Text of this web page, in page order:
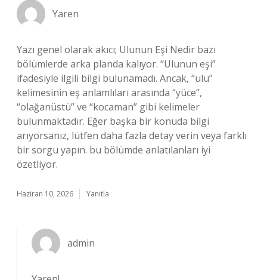
Yaren
Yazı genel olarak akıcı; Ulunun Eşi Nedir bazı
bölümlerde arka planda kalıyor. “Ulunun eşi”
ifadesiyle ilgili bilgi bulunamadı. Ancak, “ulu”
kelimesinin eş anlamlıları arasında “yüce”,
“olağanüstü” ve “kocaman” gibi kelimeler
bulunmaktadır. Eğer başka bir konuda bilgi
arıyorsanız, lütfen daha fazla detay verin veya farklı
bir sorgu yapın. bu bölümde anlatılanları iyi
özetliyor.
Haziran 10, 2026 Yanıtla
admin